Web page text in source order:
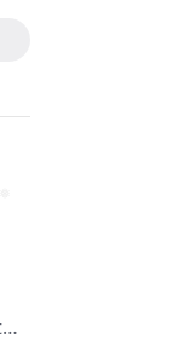
Ronni-商业PowerPoint模板【Dc-0077】